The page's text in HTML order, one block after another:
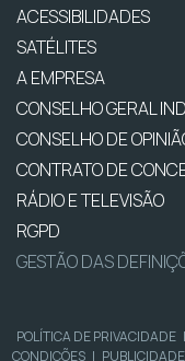
ACESSIBILIDADES
SATÉLITES
A EMPRESA
CONSELHO GERAL
CONSELHO DE
CONTRATO DE
RÁDIO E TELEVISÃO
RGPD
GESTÃO DAS
POLÍTICA DE PRIVACIDADE |
CONDIÇÕES | PUBLICIDADE